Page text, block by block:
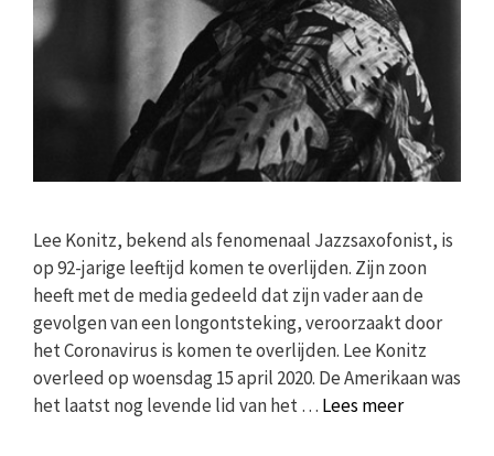
Lee Konitz, bekend als fenomenaal Jazzsaxofonist, is
op 92-jarige leeftijd komen te overlijden. Zijn zoon
heeft met de media gedeeld dat zijn vader aan de
gevolgen van een longontsteking, veroorzaakt door
het Coronavirus is komen te overlijden. Lee Konitz
overleed op woensdag 15 april 2020. De Amerikaan was
het laatst nog levende lid van het … Lees meer